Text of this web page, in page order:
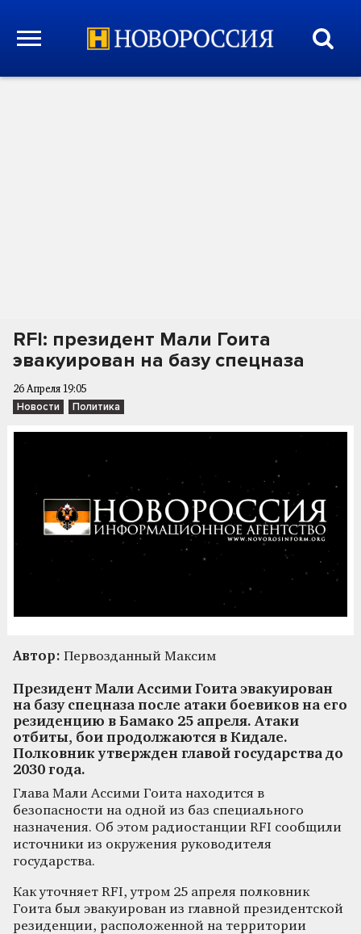
RFI: президент Мали Гоита
эвакуирован на базу спецназа
26 Апреля 19:05
Новости Политика
Автор: Первозданный Максим
Президент Мали Ассими Гоита эвакуирован
на базу спецназа после атаки боевиков на его
резиденцию в Бамако 25 апреля. Атаки
отбиты, бои продолжаются в Кидале.
Полковник утвержден главой государства до
2030 года.
Глава Мали Ассими Гоита находится в
безопасности на одной из баз специального
назначения. Об этом радиостанции RFI сообщили
источники из окружения руководителя
государства.
Как уточняет RFI, утром 25 апреля полковник
Гоита был эвакуирован из главной президентской
резиденции, расположенной на территории